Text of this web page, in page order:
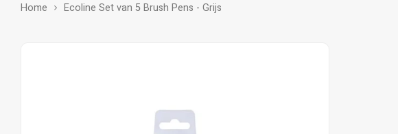
Home Ecoline Set van 5 Brush Pens - Grijs